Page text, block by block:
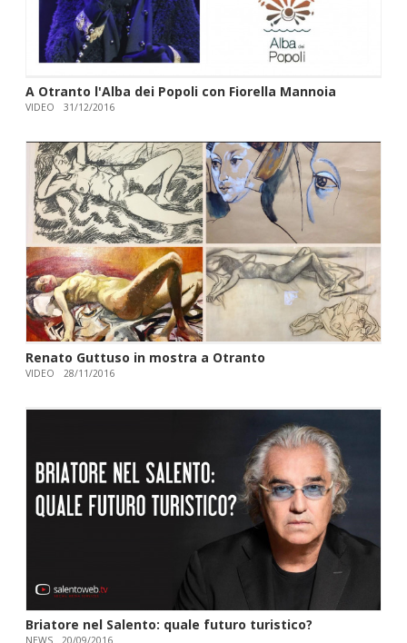
A Otranto l'Alba dei Popoli con Fiorella Mannoia
VIDEO 31/12/2016
Renato Guttuso in mostra a Otranto
VIDEO 28/11/2016
Briatore nel Salento: quale futuro turistico?
NEWS 20/09/2016